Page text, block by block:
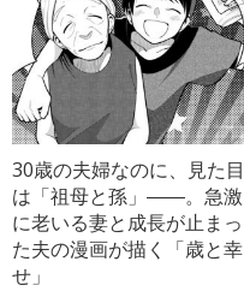
30歳の夫婦なのに、見た目
は「祖母と孫」――。急激
に老いる妻と成長が止まっ
た夫の漫画が描く「歳と幸
せ」